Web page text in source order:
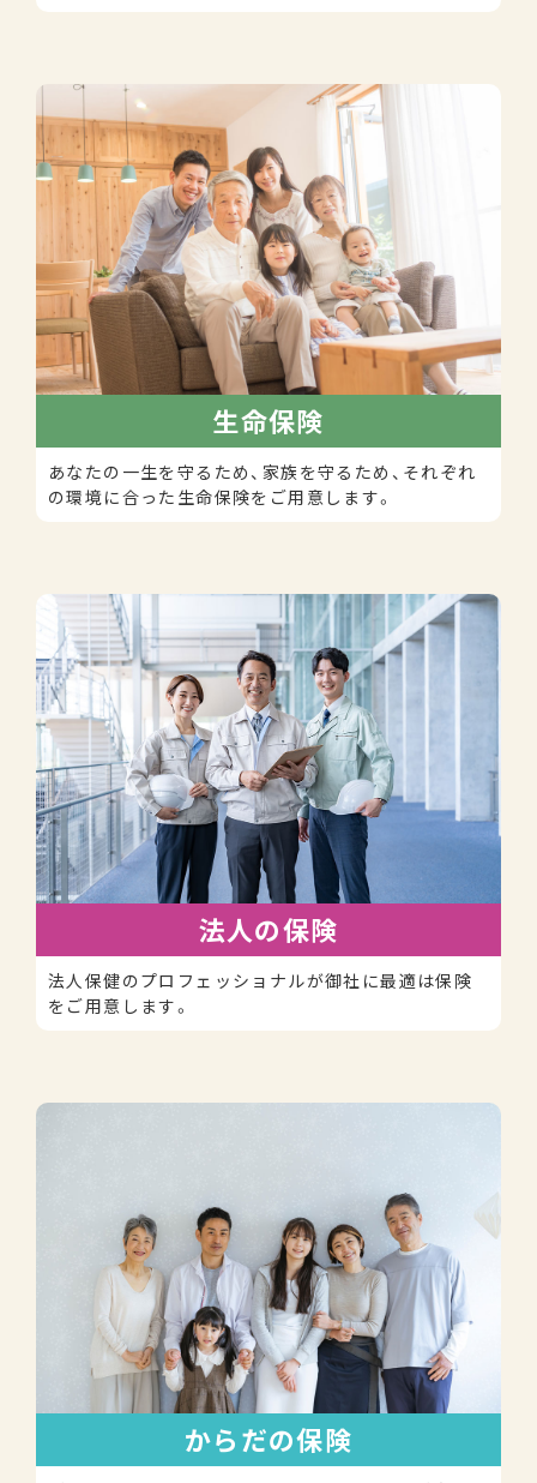
生命保険
あなたの一生を守るため、家族を守るため、それぞれ
の環境に合った生命保険をご用意します。
法人の保険
法人保健のプロフェッショナルが御社に最適は保険
をご用意します。
からだの保険